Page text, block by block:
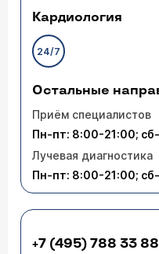
Кардиология
24/7
Остальные
Приём специалистов
Пн-пт: 8:00-21:00;
Лучевая диагностика
Пн-пт: 8:00-21:00;
+7 (495) 788 33 88